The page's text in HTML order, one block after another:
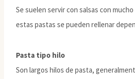
Se suelen servir con salsas con
estas pastas se pueden rellenar
Pasta tipo hilo
Son largos hilos de pasta,